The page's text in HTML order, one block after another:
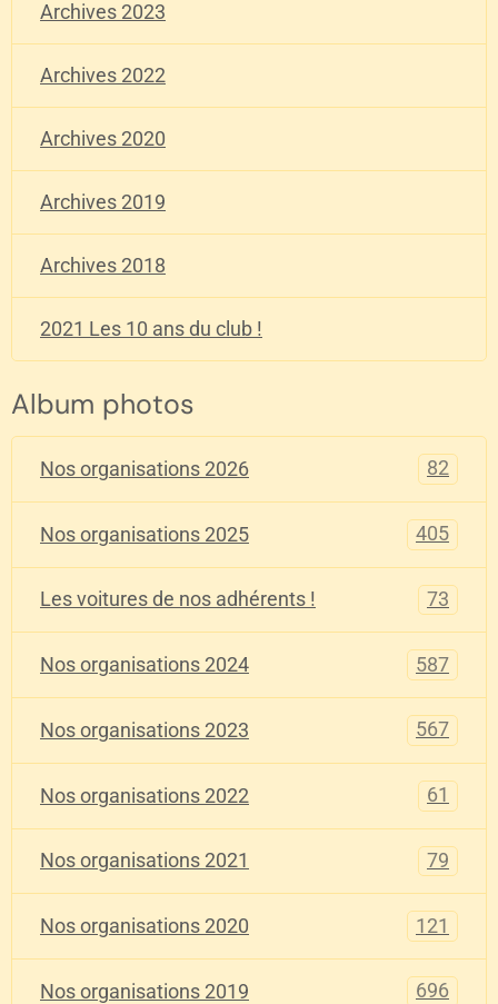
Archives 2023
Archives 2022
Archives 2020
Archives 2019
Archives 2018
2021 Les 10 ans du club !
Album photos
Nos organisations 2026 82
Nos organisations 2025 405
Les voitures de nos adhérents ! 73
Nos organisations 2024 587
Nos organisations 2023 567
Nos organisations 2022 61
Nos organisations 2021 79
Nos organisations 2020 121
Nos organisations 2019 696